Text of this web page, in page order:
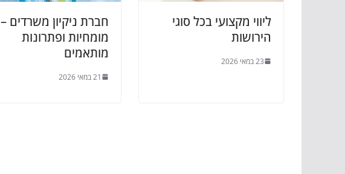
ליווי מקצועי בכל סוגי
הירושות
23 במאי 2026
חברת ניקיון משרדים –
מומחיות ופתרונות
מותאמים
21 במאי 2026